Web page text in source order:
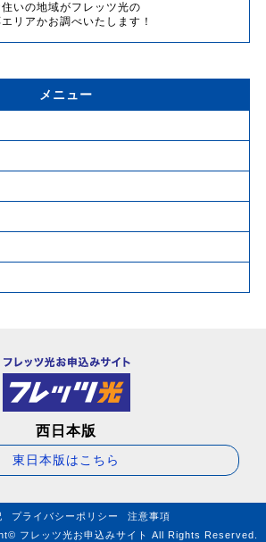
住いの地域がフレッツ光の
リアかお調べいたします！
メニュー
西日本版
東日本版はこちら
プライバシーポリシー
注意事項
フレッツ光お申込みサイト All Rights Reserved.